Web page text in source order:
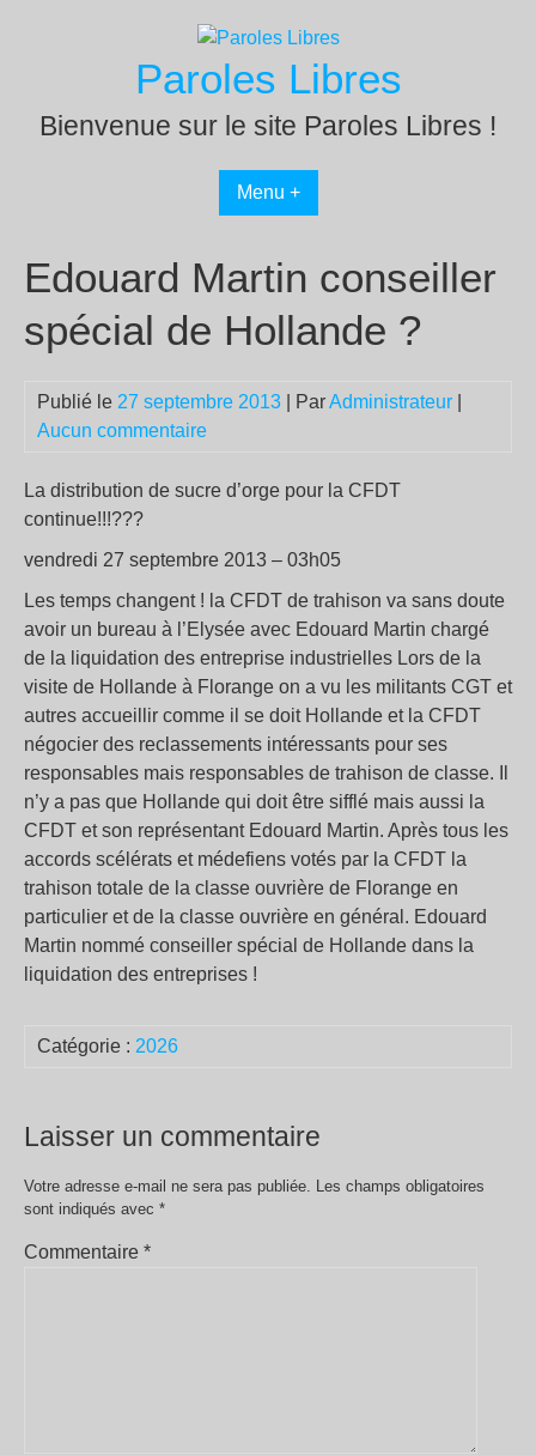
Paroles Libres
Bienvenue sur le site Paroles Libres !
Menu +
Edouard Martin conseiller
spécial de Hollande ?
Publié le 27 septembre 2013 | ParAdministrateur
Aucun commentaire
La distribution de sucre d’orge pour la CFDT
continue!!!???
vendredi 27 septembre 2013 – 03h05
Les temps changent ! la CFDT de trahison va sans doute
avoir un bureau à l’Elysée avec Edouard Martin chargé
de la liquidation des entreprise industrielles Lors de la
visite de Hollande à Florange on a vu les militants CGT et
autres accueillir comme il se doit Hollande et la CFDT
négocier des reclassements intéressants pour ses
responsables mais responsables de trahison de classe. Il
n’y a pas que Hollande qui doit être sifflé mais aussi la
CFDT et son représentant Edouard Martin. Après tous les
accords scélérats et médefiens votés par la CFDT la
trahison totale de la classe ouvrière de Florange en
particulier et de la classe ouvrière en général. Edouard
Martin nommé conseiller spécial de Hollande dans la
liquidation des entreprises !
Catégorie : 2026
Laisser un commentaire
Votre adresse e-mail ne sera pas publiée. Les champs obligatoires
sont indiqués avec *
Commentaire *